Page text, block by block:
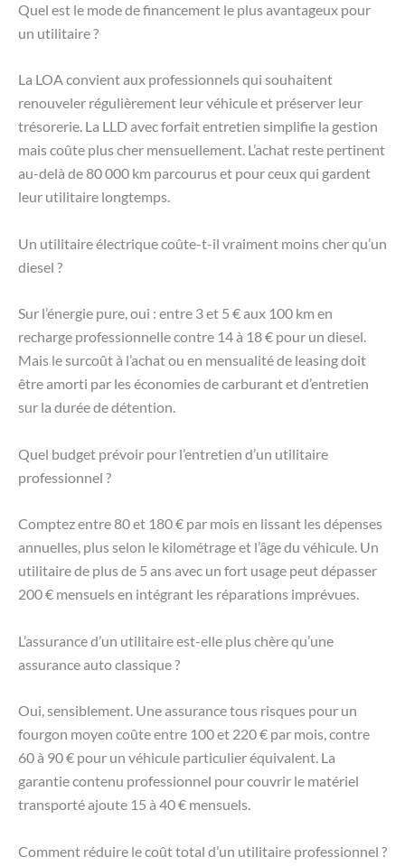
Quel est le mode de financement le plus avantageux pour
un utilitaire ?
La LOA convient aux professionnels qui souhaitent
renouveler régulièrement leur véhicule et préserver leur
trésorerie. La LLD avec forfait entretien simplifie la gestion
mais coûte plus cher mensuellement. L’achat reste pertinent
au-delà de 80 000 km parcourus et pour ceux qui gardent
leur utilitaire longtemps.
Un utilitaire électrique coûte-t-il vraiment moins cher qu’un
diesel ?
Sur l’énergie pure, oui : entre 3 et 5 € aux 100 km en
recharge professionnelle contre 14 à 18 € pour un diesel.
Mais le surcoût à l’achat ou en mensualité de leasing doit
être amorti par les économies de carburant et d’entretien
sur la durée de détention.
Quel budget prévoir pour l’entretien d’un utilitaire
professionnel ?
Comptez entre 80 et 180 € par mois en lissant les dépenses
annuelles, plus selon le kilométrage et l’âge du véhicule. Un
utilitaire de plus de 5 ans avec un fort usage peut dépasser
200 € mensuels en intégrant les réparations imprévues.
L’assurance d’un utilitaire est-elle plus chère qu’une
assurance auto classique ?
Oui, sensiblement. Une assurance tous risques pour un
fourgon moyen coûte entre 100 et 220 € par mois, contre
60 à 90 € pour un véhicule particulier équivalent. La
garantie contenu professionnel pour couvrir le matériel
transporté ajoute 15 à 40 € mensuels.
Comment réduire le coût total d’un utilitaire professionnel ?